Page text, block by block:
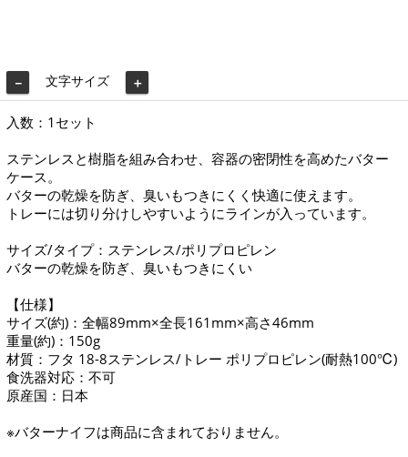
－ 文字サイズ ＋
入数：1セット
ステンレスと樹脂を組み合わせ、容器の密閉性を高めたバター
ケース。
バターの乾燥を防ぎ、臭いもつきにくく快適に使えます。
トレーには切り分けしやすいようにラインが入っています。
サイズ/タイプ：ステンレス/ポリプロピレン
バターの乾燥を防ぎ、臭いもつきにくい
【仕様】
サイズ(約)：全幅89mm×全長161mm×高さ46mm
重量(約)：150g
材質：フタ 18-8ステンレス/トレー ポリプロピレン(耐熱100℃)
食洗器対応：不可
原産国：日本
※バターナイフは商品に含まれておりません。